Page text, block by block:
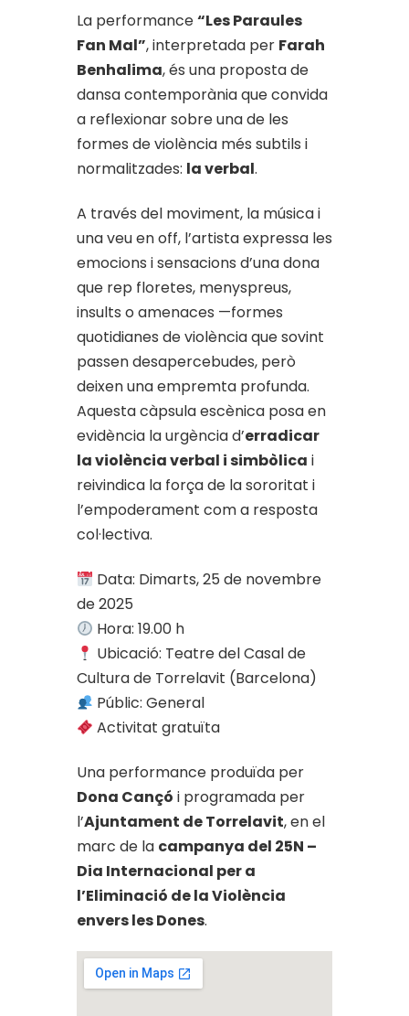
La performance“Les Paraules
Fan Mal”, interpretada per Farah
Benhalima, és una proposta de
dansa contemporània que convida
a reflexionar sobre una de les
formes de violència més subtils i
normalitzades: la verbal.
A través del moviment, la música i
una veu en off, l’artista expressa les
emocions i sensacions d’una dona
que rep floretes, menyspreus,
insults o amenaces —formes
quotidianes de violència que sovint
passen desapercebudes, però
deixen una empremta profunda.
Aquesta càpsula escènica posa en
evidència la urgència d’erradicar
la violència verbal i simbòlica i
reivindica la força de la sororitat i
l’empoderament com a resposta
col·lectiva.
Data: Dimarts, 25 de novembre
de 2025
Hora: 19.00 h
Ubicació: Teatre del Casal de
Cultura de Torrelavit (Barcelona)
Públic: General
Activitat gratuïta
Una performance produïda per
Dona Cançó i programada per
l’Ajuntament de Torrelavit, en el
marc de la campanya del 25N –
Dia Internacional per a
l’Eliminació de la Violència
envers les Dones.